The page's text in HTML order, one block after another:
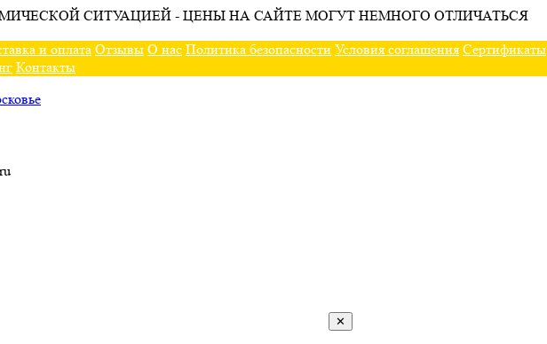
СИТУАЦИЕЙ - ЦЕНЫ НА САЙТЕ МОГУТ НЕМНОГО ОТЛИЧАТЬСЯ
и оплата Отзывы О нас Политика безопасности Условия соглашения Сертификаты
Контакты
✕